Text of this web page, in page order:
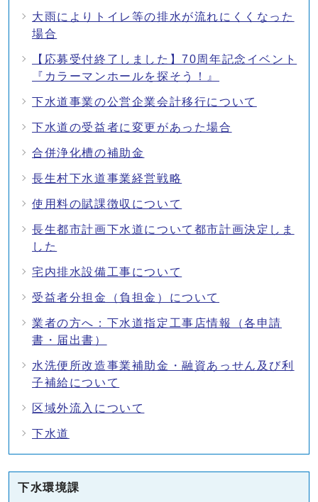
大雨によりトイレ等の排水が流れにくくなった
場合
【応募受付終了しました】70周年記念イベント
『カラーマンホールを探そう！』
下水道事業の公営企業会計移行について
下水道の受益者に変更があった場合
合併浄化槽の補助金
長生村下水道事業経営戦略
使用料の賦課徴収について
長生都市計画下水道について都市計画決定しま
した
宅内排水設備工事について
受益者分担金（負担金）について
業者の方へ：下水道指定工事店情報（各申請
書・届出書）
水洗便所改造事業補助金・融資あっせん及び利
子補給について
区域外流入について
下水道
下水環境課